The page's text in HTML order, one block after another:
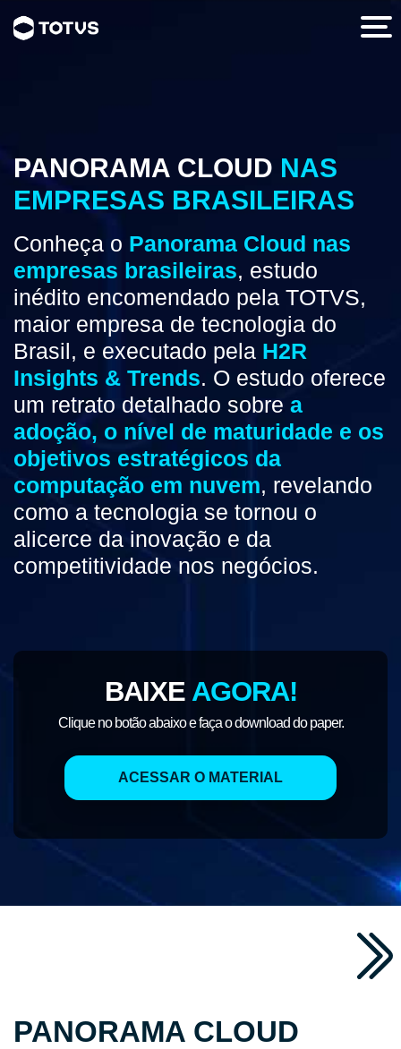
PANORAMA CLOUD NAS
EMPRESAS BRASILEIRAS
Conheça o Panorama Cloud nas
empresas brasileiras, estudo
inédito encomendado pela TOTVS,
maior empresa de tecnologia do
Brasil, e executado pela H2R
Insights & Trends. O estudo oferece
um retrato detalhado sobre a
adoção, o nível de maturidade e os
objetivos estratégicos da
computação em nuvem, revelando
como a tecnologia se tornou o
alicerce da inovação e da
competitividade nos negócios.
BAIXE AGORA!
Clique no botão abaixo e faça odownload do paper.
PANORAMA CLOUD